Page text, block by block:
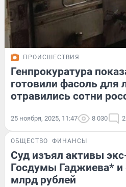
ПРОИСШЕСТВИЯ
Генпрокуратура
готовили фасоль для
отравились сотни
25 ноября, 2025, 11:47 8 030
ОБЩЕСТВО ФИНАНСЫ
Суд изъял активы
Госдумы Гаджиева* и
млрд рублей